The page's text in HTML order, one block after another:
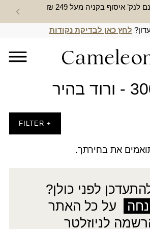
לנק’ איסוף בקניה מעל 249 ₪ חדש
לחץ כאן לבדיקת נקודות
בהיר
+ FILTER
את בחירתך.
לפני כולן?
על כל האתר
לניוזלטר